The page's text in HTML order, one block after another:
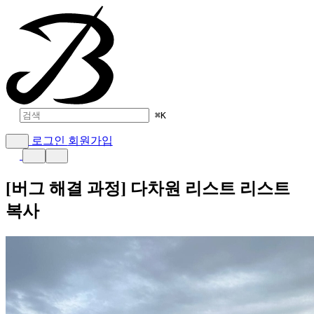
⌘K
로그인 회원가입
[버그 해결 과정] 다차원 리스트 리스트
복사